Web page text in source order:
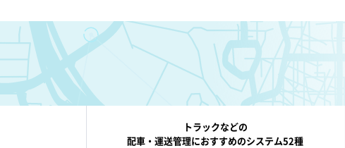
トラックなどの
配車・運送管理におすすめのシステム52種